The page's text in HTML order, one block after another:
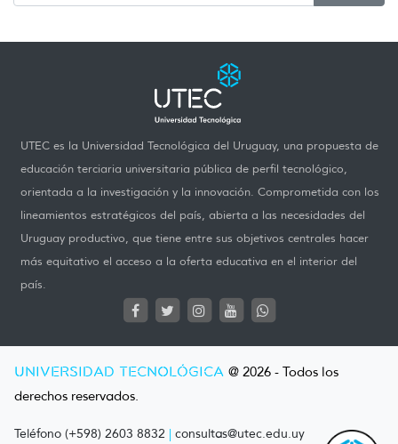
UTEC es la Universidad Tecnológica del Uruguay, una propuesta de
educación terciaria universitaria pública de perfil tecnológico,
orientada a la investigación y la innovación. Comprometida con los
lineamientos estratégicos del país, abierta a las necesidades del
Uruguay productivo, que tiene entre sus objetivos centrales hacer
más equitativo el acceso a la oferta educativa en el interior del
país.
UNIVERSIDAD TECNOLÓGICA @ 2026 - Todos los
derechos reservados.
Teléfono (+598) 2603 8832 | consultas@utec.edu.uy